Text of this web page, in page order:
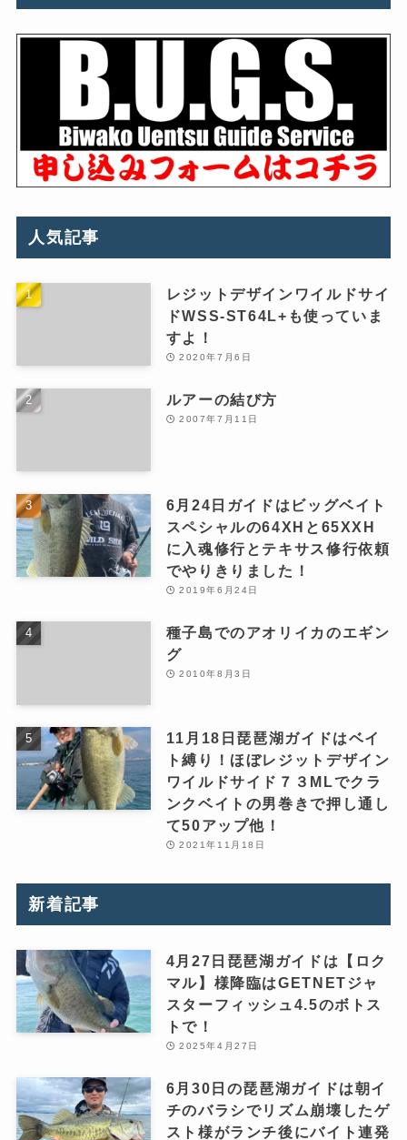
人気記事
レジットデザインワイルドサイ
ドWSS-ST64L+も使っていま
すよ！
2020年7月6日
ルアーの結び方
2007年7月11日
6月24日ガイドはビッグベイト
スペシャルの64XHと65XXH
に入魂修行とテキサス修行依頼
でやりきりました！
2019年6月24日
種子島でのアオリイカのエギン
グ
2010年8月3日
11月18日琵琶湖ガイドはベイ
ト縛り！ほぼレジットデザイン
ワイルドサイド７３MLでクラ
ンクベイトの男巻きで押し通し
て50アップ他！
2021年11月18日
新着記事
4月27日琵琶湖ガイドは【ロク
マル】様降臨はGETNETジャ
スターフィッシュ4.5のボトス
トで！
2025年4月27日
6月30日の琵琶湖ガイドは朝イ
チのバラシでリズム崩壊したゲ
スト様がランチ後にバイト連発